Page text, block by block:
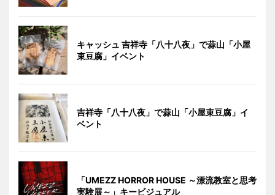
キャッシュ 吉祥寺「八十八夜」で蒜山「小屋
束豆腐」イベント
吉祥寺「八十八夜」で蒜山「小屋束豆腐」イ
ベント
「UMEZZ HORROR HOUSE ～漂流教室と思考
実験展～」キービジュアル